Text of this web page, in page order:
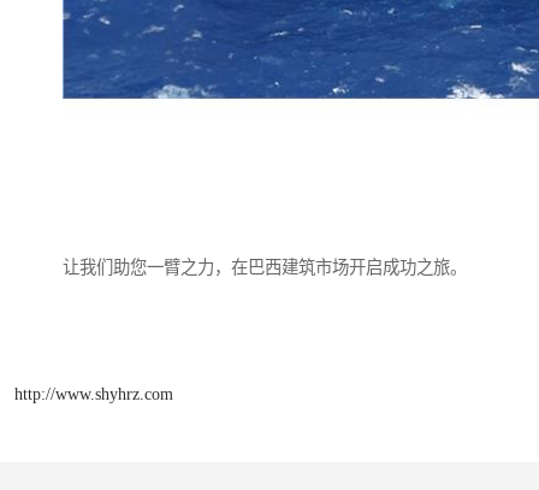
让我们助您一臂之力，在巴西建筑市场开启成功之旅。
http://www.shyhrz.com